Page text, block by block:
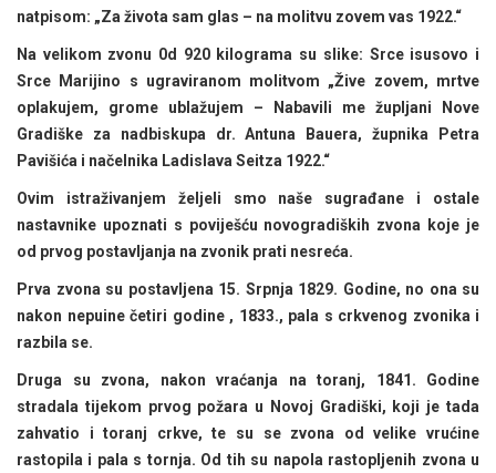
natpisom: „Za života sam glas – na molitvu zovem vas 1922.“
Na velikom zvonu 0d 920 kilograma su slike: Srce isusovo i
Srce Marijino s ugraviranom molitvom „Žive zovem, mrtve
oplakujem, grome ublažujem – Nabavili me župljani Nove
Gradiške za nadbiskupa dr. Antuna Bauera, župnika Petra
Pavišića i načelnika Ladislava Seitza 1922.“
Ovim istraživanjem željeli smo naše sugrađane i ostale
nastavnike upoznati s poviješću novogradiških zvona koje je
od prvog postavljanja na zvonik prati nesreća.
Prva zvona su postavljena 15. Srpnja 1829. Godine, no ona su
nakon nepuine četiri godine , 1833., pala s crkvenog zvonika i
razbila se.
Druga su zvona, nakon vraćanja na toranj, 1841. Godine
stradala tijekom prvog požara u Novoj Gradiški, koji je tada
zahvatio i toranj crkve, te su se zvona od velike vrućine
rastopila i pala s tornja. Od tih su napola rastopljenih zvona u